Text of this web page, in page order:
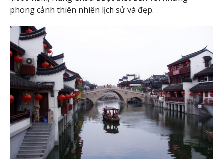
phong cảnh thiên nhiên lịch sử và đẹp.